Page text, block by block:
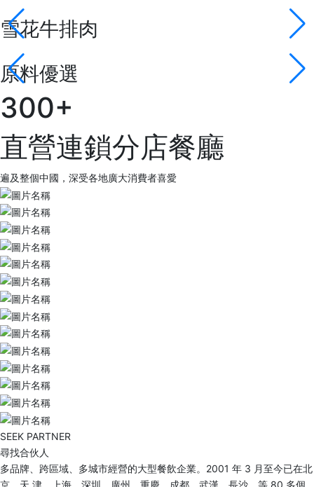
雪花牛排肉
原料優選
300+
直營連鎖分店餐廳
遍及整個中國，深受各地廣大消費者喜愛
SEEK PARTNER
尋找合伙人
多品牌、跨區域、多城市經營的大型餐飲企業。2001 年 3 月至今已在北
京、天 津、上海、深圳、廣州、重慶、成都、武漢、長沙、等 80 多個